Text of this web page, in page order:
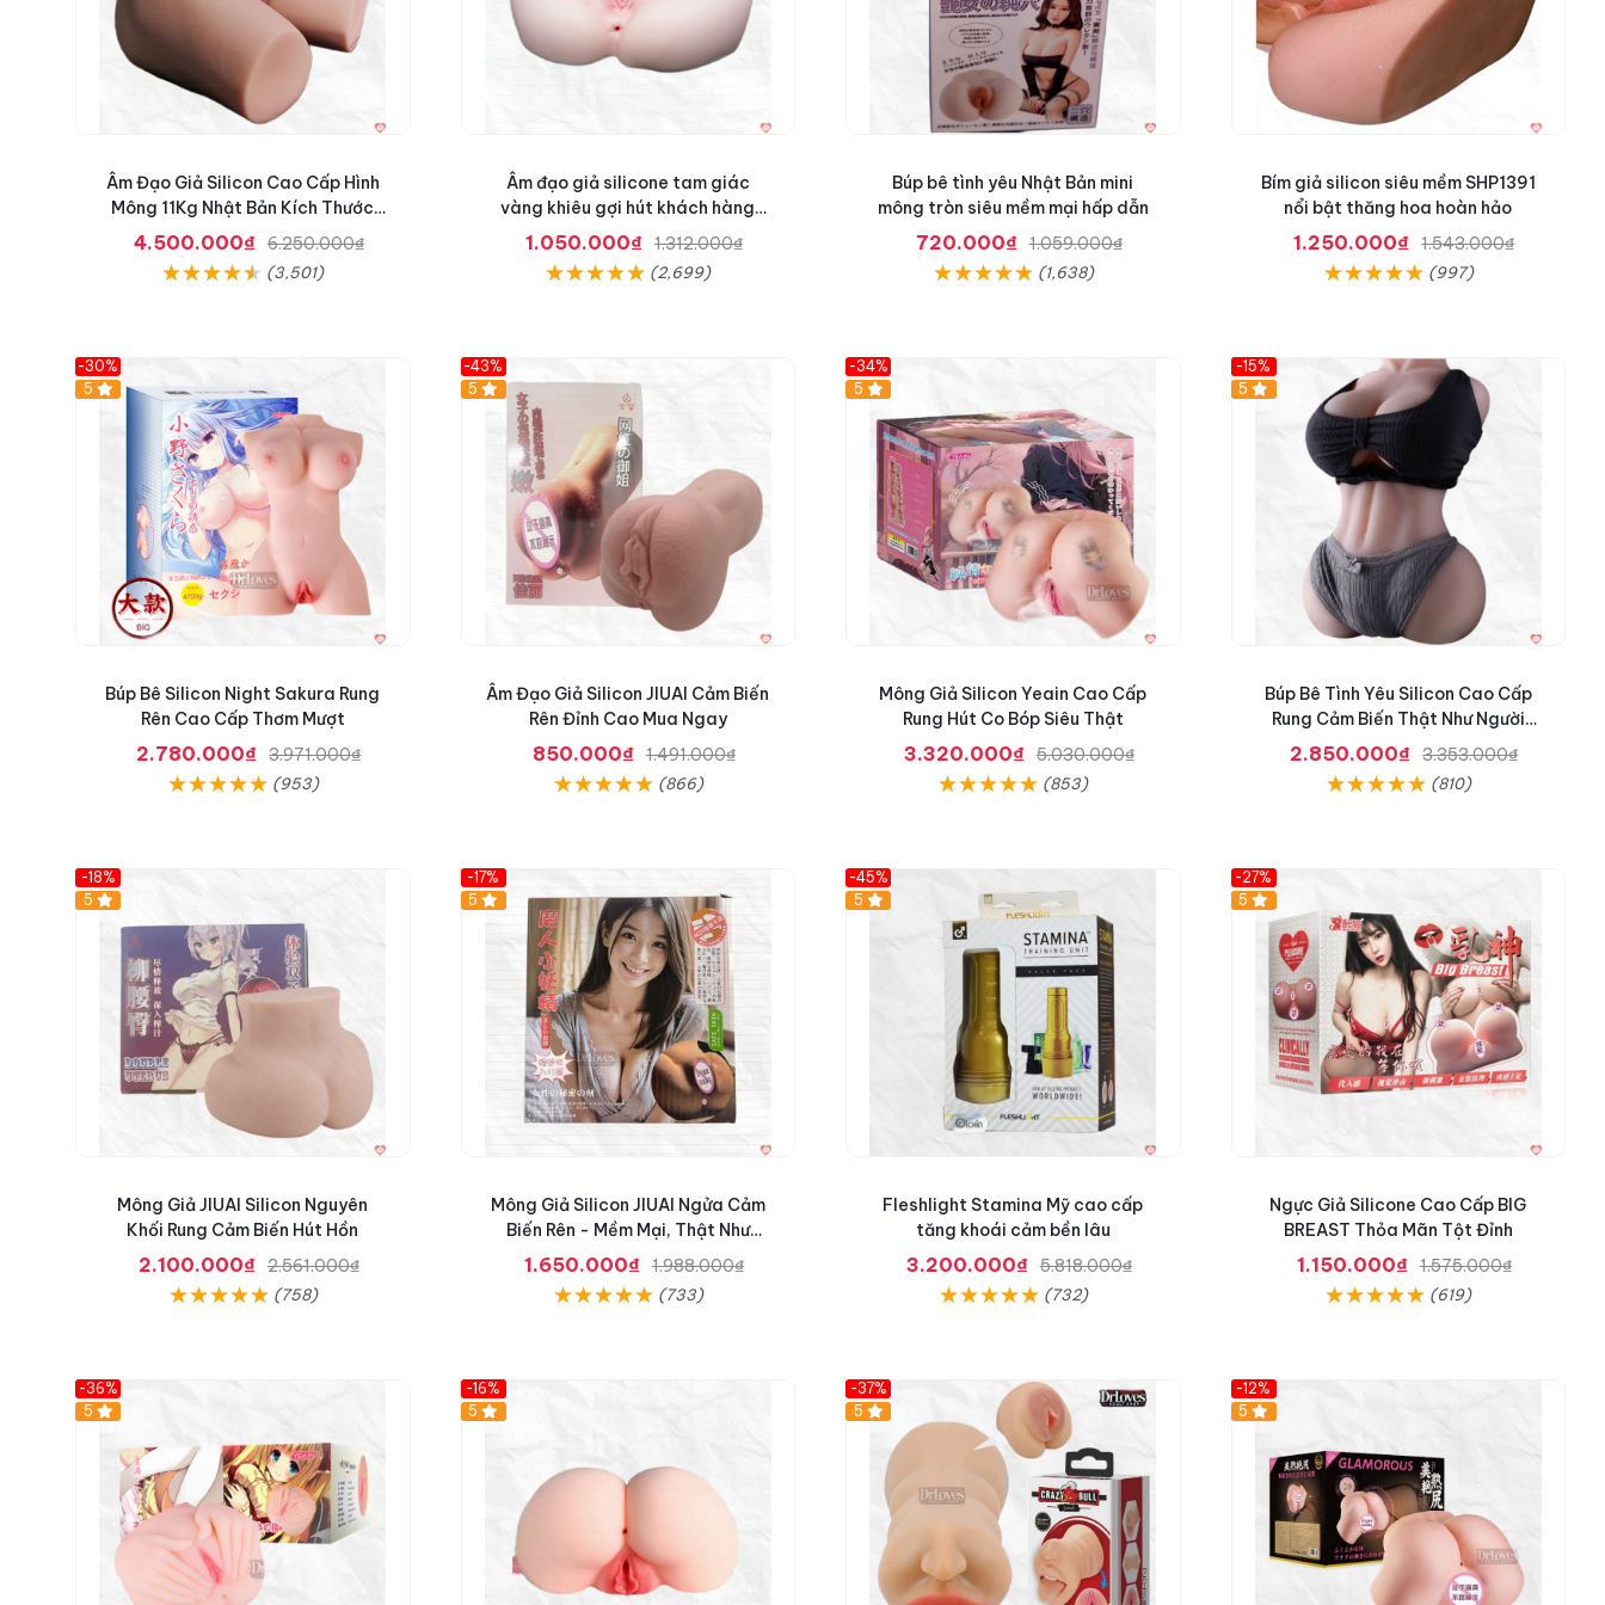
a
n
ộ
n
g
C
D
L
e
t
n
r
o
S
i
ê
Âm Đạo Giả Silicon Cao Cấp Hình
Mông 11Kg Nhật Bản Kích Thước
Như Thật
4.500.000₫ 6.250.000₫
(3,501)
Âm đạo giả silicone tam giác
vàng khiêu gợi hút khách hàng
nam
1.050.000₫ 1.312.000₫
(2,699)
Búp bê tình yêu Nhật Bản mini
mông tròn siêu mềm mại hấp dẫn
720.000₫ 1.059.000₫
(1,638)
Bím giả silicon siêu mềm SHP1391
nổi bật thăng hoa hoàn hảo
1.250.000₫ 1.543.000₫
(997)
-30%
Hot
5
Búp Bê Silicon Night Sakura Rung
Rên Cao Cấp Thơm Mượt
2.780.000₫ 3.971.000₫
(953)
-43%
5
Âm Đạo Giả Silicon JIUAI Cảm Biến
Rên Đỉnh Cao Mua Ngay
850.000₫ 1.491.000₫
(866)
-34%
Hot
5
Mông Giả Silicon Yeain Cao Cấp
Rung Hút Co Bóp Siêu Thật
3.320.000₫ 5.030.000₫
(853)
-15%
5
Búp Bê Tình Yêu Silicon Cao Cấp
Rung Cảm Biến Thật Như Người
Mua
2.850.000₫ 3.353.000₫
(810)
-18%
5
Mông Giả JIUAI Silicon Nguyên
Khối Rung Cảm Biến Hút Hồn
2.100.000₫ 2.561.000₫
(758)
-17%
Hot
5
Mông Giả Silicon JIUAI Ngửa Cảm
Biến Rên - Mềm Mại, Thật Như
Thật
1.650.000₫ 1.988.000₫
(733)
-45%
Hot
5
Fleshlight Stamina Mỹ cao cấp
tăng khoái cảm bền lâu
3.200.000₫ 5.818.000₫
(732)
-27%
5
Ngực Giả Silicone Cao Cấp BIG
BREAST Thỏa Mãn Tột Đỉnh
1.150.000₫ 1.575.000₫
(619)
-36%
Hot
5
-16%
Hot
5
-37%
Hot
5
-12%
Hot
5